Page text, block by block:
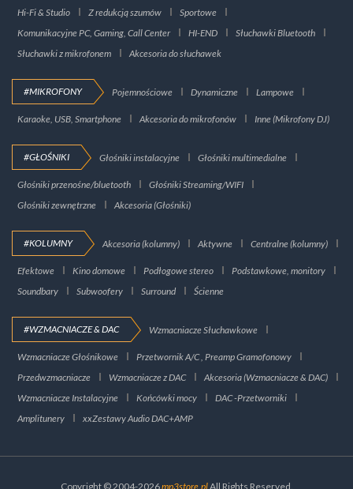
Hi-Fi & Studio Z redukcją szumów
Sportowe
Komunikacyjne PC, Gaming, Call Center
HI-END
Słuchawki Bluetooth
Słuchawki z mikrofonem
Akcesoria do słuchawek
#MIKROFONY Pojemnościowe Dynamiczne Lampowe
Karaoke, USB, Smartphone Akcesoria do mikrofonów Inne (Mikrofony DJ)
#GŁOŚNIKI Głośniki instalacyjne Głośniki multimedialne
Głośniki przenośne/bluetooth
Głośniki Streaming/WIFI
Głośniki zewnętrzne
Akcesoria (Głośniki)
#KOLUMNY Akcesoria (kolumny) Aktywne Centralne (kolumny)
Efektowe Kino domowe Podłogowe stereo
Podstawkowe, monitory
Soundbary
Subwoofery Surround Ścienne
#WZMACNIACZE & DAC Wzmacniacze Słuchawkowe
Wzmacniacze Głośnikowe
Przetwornik A/C , Preamp Gramofonowy
Przedwzmacniacze
Wzmacniacze z DAC
Akcesoria (Wzmacniacze & DAC)
Wzmacniacze Instalacyjne
Końcówki mocy
DAC -Przetworniki
Amplitunery
xxZestawy Audio DAC+AMP
Copyright © 2004-2026mp3store.plAll Rights Reserved.